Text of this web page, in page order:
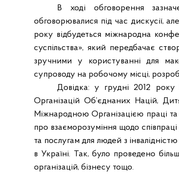
В ході обговорення
обговорювалися під час дискусії,
року відбудеться міжнародна
суспільства», який передбачає
зручними у користуванні для
супроводу на робочому місці,
Довідка: у грудні 2012 року
Організацій Об’єднаних Націй,
Міжнародною Організацією праці
про взаєморозуміння щодо
та послугам для людей з
в Україні. Так, було проведено
організацій, бізнесу тощо.